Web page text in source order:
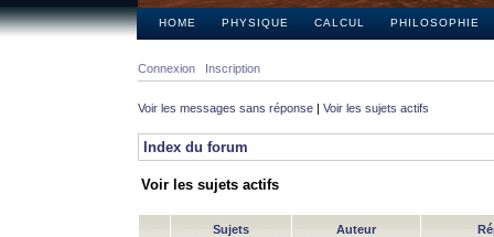
HOME PHYSIQUE CALCUL PHILOSOPHIE
Connexion Inscription
Voir les messages sans réponse | Voir les sujets actifs
Index du forum
Voir les sujets actifs
Sujets Auteur